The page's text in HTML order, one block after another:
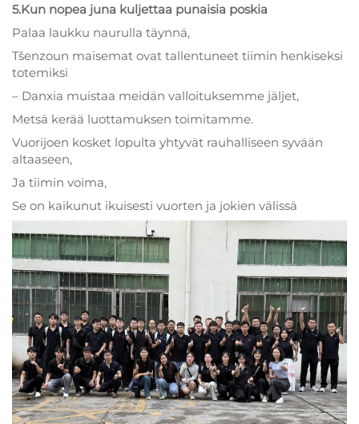
5.Kun nopea juna kuljettaa punaisia poskia
Palaa laukku naurulla täynnä,
Tšenzoun maisemat ovat tallentuneet tiimin henkiseksi
totemiksi
– Danxia muistaa meidän valloituksemme jäljet,
Metsä kerää luottamuksen toimitamme.
Vuorijoen kosket lopulta yhtyvät rauhalliseen syvään
altaaseen,
Ja tiimin voima,
Se on kaikunut ikuisesti vuorten ja jokien välissä